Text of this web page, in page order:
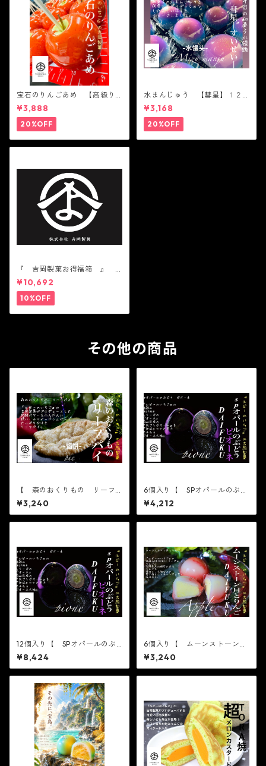
宝石のりんごあめ 【高級り
んご】６個入り ツルツル
かわいい 綺麗 宇宙 Gal
axy
¥3,888
20%OFF
水まんじゅう 【彗星】１２
個入り ツルツル かわい
い 綺麗 父の日 宇宙 Gal
axy
¥3,168
20%OFF
『 吉岡製菓お得福箱 』
かわいい 人気 テレビ
で話題 中元 贈り物 ギ
フト 機能性表示食品
¥10,692
10%OFF
その他の商品
【 森のおくりもの リーフ
パイ 10枚 】日持ち常温45
日
¥3,240
6個入り【 SPオパールのぶど
う 皮ごとピオーネ 6個入り
×1箱 】※配送日時指定必須
【フルーツ大福】ピオーネ6
ルーツ大福
¥4,212
12個入り【 SPオパールのぶ
どう 皮ごとピオーネ 6個入
り×2箱 】※配送日時指定必
須【フルーツ大福】ピオーネ6
ボックスSPオパールのぶどう
DAIFUKU 島根県出雲市のフ
ルーツ大福
¥8,424
6個入り【 ムーンストーン月
とりんご 6個入り×1箱 】
【フルーツ大福】ムーンスト
ーン 月とりんご6個入り※配
物 フルーツ ギフト
¥3,240